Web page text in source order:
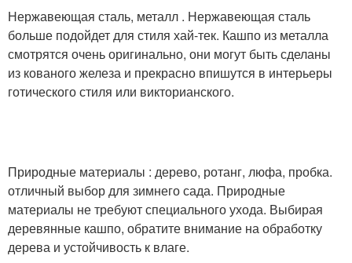
Нержавеющая сталь, металл . Нержавеющая сталь
больше подойдет для стиля хай-тек. Кашпо из металла
смотрятся очень оригинально, они могут быть сделаны
из кованого железа и прекрасно впишутся в интерьеры
готического стиля или викторианского.
Природные материалы : дерево, ротанг, люфа, пробка.
отличный выбор для зимнего сада. Природные
материалы не требуют специального ухода. Выбирая
деревянные кашпо, обратите внимание на обработку
дерева и устойчивость к влаге.